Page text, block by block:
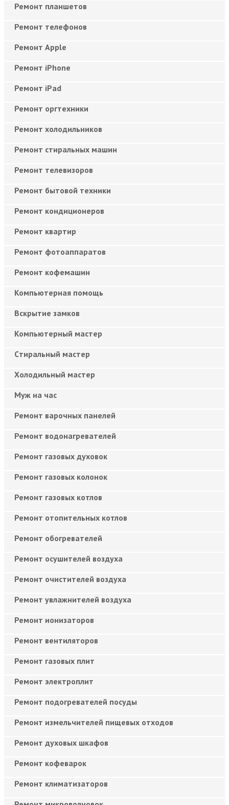
Ремонт планшетов
Ремонт телефонов
Ремонт Apple
Ремонт iPhone
Ремонт iPad
Ремонт оргтехники
Ремонт холодильников
Ремонт стиральных машин
Ремонт телевизоров
Ремонт бытовой техники
Ремонт кондиционеров
Ремонт квартир
Ремонт фотоаппаратов
Ремонт кофемашин
Компьютерная помощь
Вскрытие замков
Компьютерный мастер
Cтиральный мастер
Холодильный мастер
Муж на час
Ремонт варочных панелей
Ремонт водонагревателей
Ремонт газовых духовок
Ремонт газовых колонок
Ремонт газовых котлов
Ремонт отопительных котлов
Ремонт обогревателей
Ремонт осушителей воздуха
Ремонт очистителей воздуха
Ремонт увлажнителей воздуха
Ремонт ионизаторов
Ремонт вентиляторов
Ремонт газовых плит
Ремонт электроплит
Ремонт подогревателей посуды
Ремонт измельчителей пищевых отходов
Ремонт духовых шкафов
Ремонт кофеварок
Ремонт климатизаторов